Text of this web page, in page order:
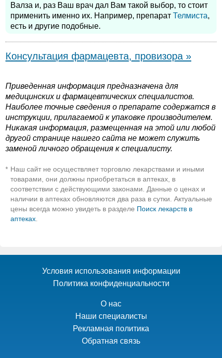
Валза и, раз Ваш врач дал Вам такой выбор, то стоит
применить именно их. Например, препарат Телмиста,
есть и другие подобные.
Консультация фармацевта, провизора »
Приведенная информация предназначена для
медицинских и фармацевтических специалистов.
Наиболее точные сведения о препарате содержатся в
инструкции, прилагаемой к упаковке производителем.
Никакая информация, размещенная на этой или любой
другой странице нашего сайта не может служить
заменой личного обращения к специалисту.
* Наш сайт не осуществляет торговлю лекарствами и иными
товарами, они должны приобретаться в аптеках, в
соответствии с действующими законами. Данные о ценах и
наличии в аптеках обновляются два раза в сутки. Актуальные
цены всегда можно увидеть в разделе Поиск лекарств в
аптеках
Условия использования информации
Политика конфиденциальности
О нас
Наши специалисты
Рекламная политика
Обратная связь